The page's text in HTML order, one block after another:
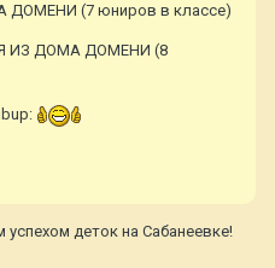
(7 юниров в классе)
ИЗ ДОМА ДОМЕНИ (8
деток на Сабанеевке!